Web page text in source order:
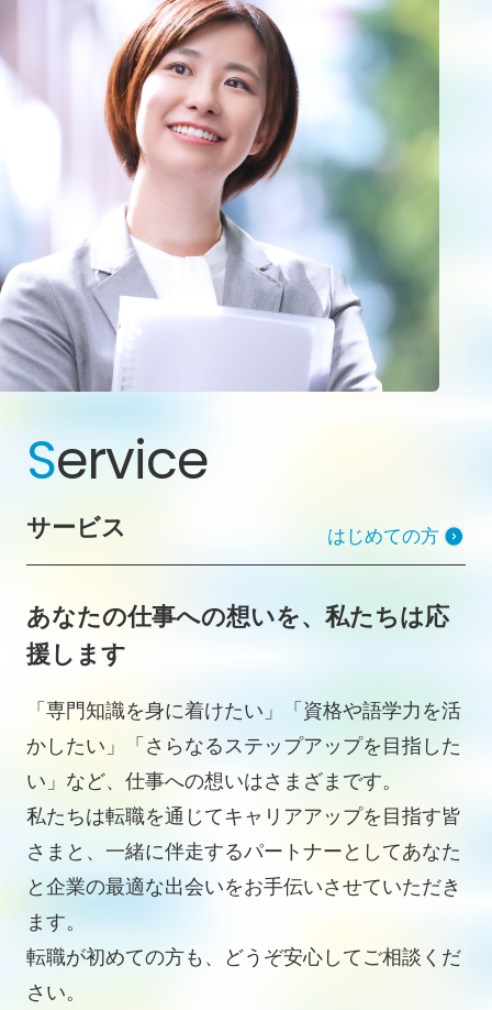
Service
サービス はじめての方
あなたの仕事への想いを、私たちは応
援します
「専門知識を身に着けたい」「資格や語学力を活
かしたい」「さらなるステップアップを目指した
い」など、仕事への想いはさまざまです。
私たちは転職を通じてキャリアアップを目指す皆
さまと、一緒に伴走するパートナーとしてあなた
と企業の最適な出会いをお手伝いさせていただき
ます。
転職が初めての方も、どうぞ安心してご相談くだ
さい。